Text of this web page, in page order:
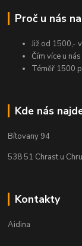
Proč u nás
Již od 1500,-
Čím více u
Téměř 1500
Kde nás
Bítovany 94
538 51 Chrast u
Kontakty
Aidina